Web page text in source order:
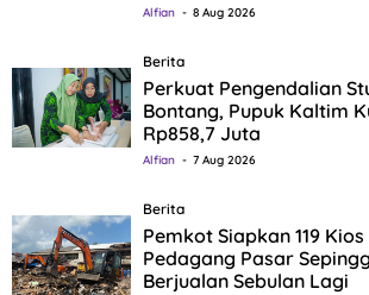
Alfian 8 Aug 2026
Berita
Perkuat Pengendalian
Bontang, Pupuk Kaltim
Rp858,7 Juta
Alfian 7 Aug 2026
Berita
Pemkot Siapkan 119
Pedagang Pasar
Berjualan Sebulan Lagi